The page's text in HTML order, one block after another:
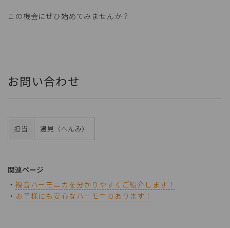
この機会にぜひ始めてみませんか？
お問い合わせ
担当 邊見（へんみ）
関連ページ
・ 複音ハーモニカを分かりやすくご紹介します！
・ お子様にも安心なハーモニカあります！